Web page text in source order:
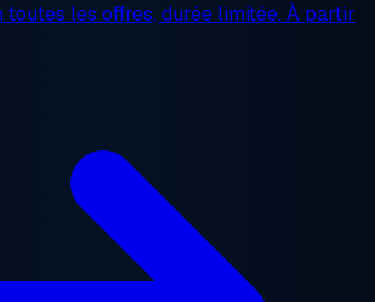
toutes les offres, durée limitée. À partir